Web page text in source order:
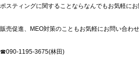
ポスティングに関することならなんでもお気軽にお
販売促進、MEO対策のこともお気軽にお問い合わ
☎090-1195-3675(林田)